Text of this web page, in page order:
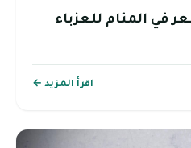
في المنام للعزباء
اقرأ المزيد ←